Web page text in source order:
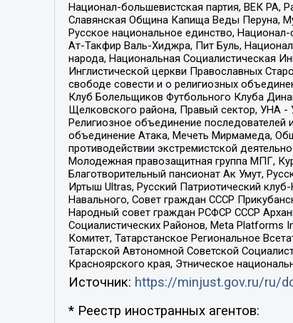
Национал-большевистская партия, ВЕК РА,
Славянская Община Капища Веды Перуна,
Русское национальное единство,
Ат-Такфир Валь-Хиджра, Пит Буль,
народа, Национальная Социалистическая
Инглистической церкви Православных
свободе совести и о религиозных
Клуб Болельщиков Футбольного Клуба
Щелковского района, Правый сектор, УНА -
Религиозное объединение последователей
объединение Атака, Мечеть Мирмамеда,
противодействии экстремистской
Молодежная правозащитная группа МПГ,
Благотворительный пансионат Ак Умут,
Иртыш Ultras, Русский Патриотический
Навального, Совет граждан СССР
Народный совет граждан РСФСР СССР
Социалистических Районов, Meta Platforms
Комитет, Татарстанское Региональное
Татарской Автономной Советской
Красноярского края, Этническое
Источник: https://minjust.gov.ru/ru/
* Реестр иностранных агентов: